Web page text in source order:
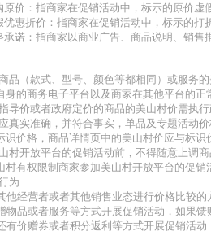
原价：指商家在促销活动中，标示的原价虚
优惠折价：指商家在促销活动中，标示的打
承诺：指商家以商业广告、商品说明、销
品（款式、型号、颜色等都相同）或服务
身的商务电子平台以及商家在其他平台的正
导价或者政府定价的商品的美山村价需执
真实准确，并符合事实，单品及专题活动
识价格，商品详情页中的美山村价应与标识
村开放平台的促销活动前，不得随意上调
村有权限制商家参加美山村开放平台的促销
为
他经营者或者其他销售业态进行价格比较
物品或者服务等方式开展促销活动，如果
有价赠券或者积分返利等方式开展促销活